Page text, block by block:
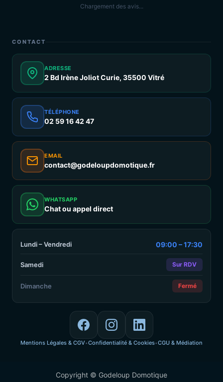
Chargement des avis...
CONTACT
ADRESSE
2 Bd Irène Joliot Curie, 35500 Vitré
TÉLÉPHONE
02 59 16 42 47
EMAIL
contact@godeloupdomotique.fr
WHATSAPP
Chat ou appel direct
Lundi – Vendredi 09:00 – 17:30
Samedi Sur RDV
Dimanche Fermé
Mentions Légales & CGV•Confidentialité & Cookies•CGU & Médiation
Copyright © Godeloup Domotique